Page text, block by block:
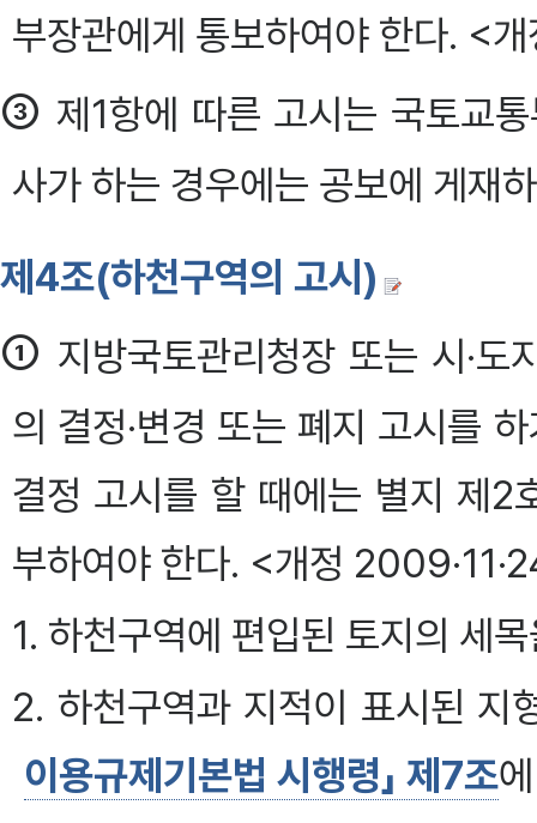
부장관에게 통보하여야 한다. <
③ 제1항에 따른 고시는 국토교
사가 하는 경우에는 공보에 게재
제4조(하천구역의 고시)
① 지방국토관리청장 또는 시·도
의 결정·변경 또는 폐지 고시를
결정 고시를 할 때에는 별지 제2
부하여야 한다. <개정
1. 하천구역에 편입된 토지의 세
2. 하천구역과 지적이 표시된
이용규제기본법 시행령」 제7조